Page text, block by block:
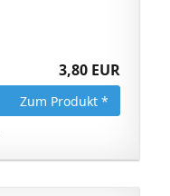
3,80 EUR
Zum Produkt *